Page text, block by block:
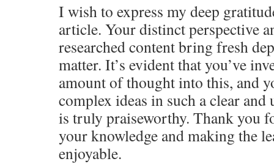
I wish to express my deep
article. Your distinct perspective
researched content bring fresh
matter. It’s evident that you’ve
amount of thought into this, and
complex ideas in such a clear and
is truly praiseworthy. Thank you
your knowledge and making the
enjoyable.